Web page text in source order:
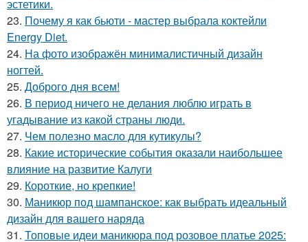
эстетики.
23. Почему я как бьюти - мастер выбрала коктейли
Energy Diet.
24. На фото изображён минималистичный дизайн
ногтей.
25. Доброго дня всем!
26. В период ничего не делания люблю играть в
угадывание из какой страны люди.
27. Чем полезно масло для кутикулы?
28. Какие исторические события оказали наибольшее
влияние на развитие Калуги
29. Короткие, но крепкие!
30. Маникюр под шампанское: как выбрать идеальный
дизайн для вашего наряда
31. Топовые идеи маникюра под розовое платье 2025: